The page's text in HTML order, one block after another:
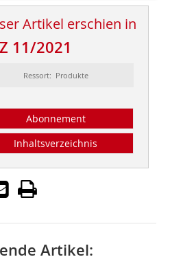
Artikel erschien in
11/2021
Ressort: Produkte
Abonnement
Inhaltsverzeichnis
Artikel: